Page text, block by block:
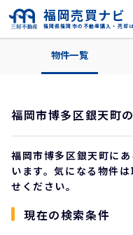
福岡県福岡市の不動産購入・売却
福岡売買ナビ
住所から探す
物件一覧
福岡市博多区銀天町
福岡市博多区銀天町に
います。気になる物件
せください。
現在の検索条件